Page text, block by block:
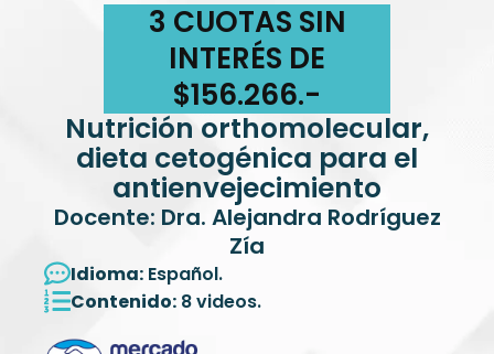
3 CUOTAS SIN
INTERÉS DE
$156.266.-
Nutrición orthomolecular,
dieta cetogénica para el
antienvejecimiento
Docente: Dra. Alejandra Rodríguez
Zía
Idioma: Español.
Contenido: 8 videos.